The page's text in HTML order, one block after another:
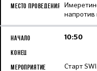
напротив
10:50
Старт